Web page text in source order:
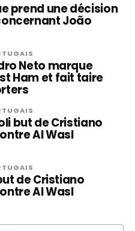
prend une décision
João
Neto marque
Ham et fait taire
but de Cristiano
Al Wasl
de Cristiano
Al Wasl